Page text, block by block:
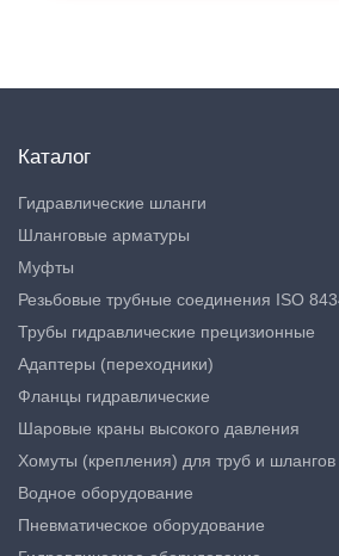
Каталог
Гидравлические шланги
Шланговые арматуры
Муфты
Резьбовые трубные соединения ISO
Трубы гидравлические прецизионные
Адаптеры (переходники)
Фланцы гидравлические
Шаровые краны высокого давления
Хомуты (крепления) для труб и шлангов
Водное оборудование
Пневматическое оборудование